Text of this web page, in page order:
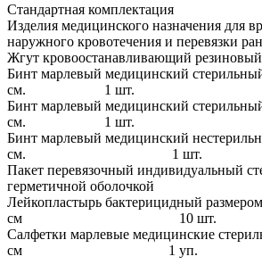
Стандартная комплектация
Изделия медицинского назначения для
наружного кровотечения и перевязки
Жгут кровоостанавливающий
Бинт марлевый медицинский
см. 1 шт.
Бинт марлевый медицинский
см. 1 шт.
Бинт марлевый медицинский
см. 1 шт.
Пакет перевязочный индивидуальный
герметичной
Лейкопластырь бактерицидный
см 10 шт.
Салфетки марлевые медицинские
см 1 уп.